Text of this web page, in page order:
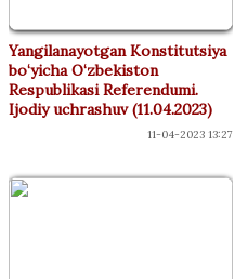
Yangilanayotgan Konstitutsiya
bo‘yicha O‘zbekiston
Respublikasi Referendumi.
Ijodiy uchrashuv (11.04.2023)
11-04-2023 13:27